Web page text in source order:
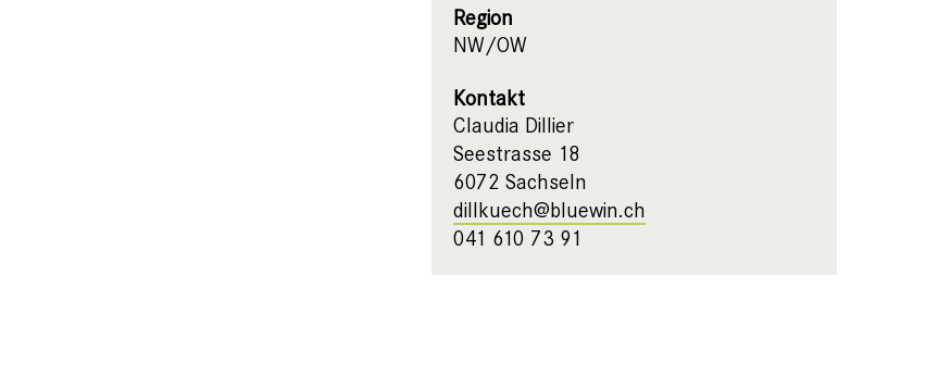
Region
NW/OW
Kontakt
Claudia Dillier
Seestrasse 18
6072 Sachseln
dillkuech@bluewin.ch
041 610 73 91